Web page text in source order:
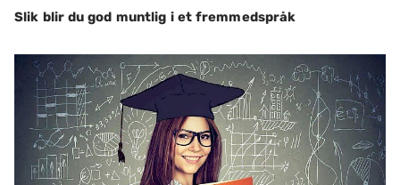
Slik blir du god muntlig i et fremmedspråk